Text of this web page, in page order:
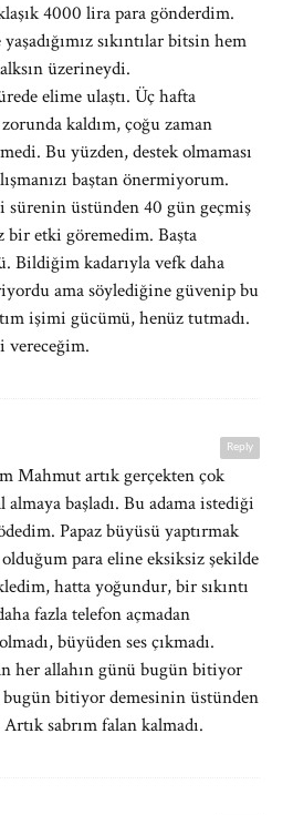
4000 lira para gönderdim.
sıkıntılar bitsin hem
üzerineydi.
elime ulaştı. Üç hafta
kaldım, çoğu zaman
Bu yüzden, destek olmaması
baştan önermiyorum.
sürenin üstünden 40 gün geçmiş
bir etki göremedim. Başta
Bildiğim kadarıyla vefk daha
ama söylediğine güvenip bu
işimi gücümü, henüz tutmadı.
vereceğim.
Reply
Mahmut artık gerçekten çok
başladı. Bu adama istediği
Papaz büyüsü yaptırmak
para eline eksiksiz şekilde
hatta yoğundur, bir sıkıntı
fazla telefon açmadan
büyüden ses çıkmadı.
her allahın günü bugün bitiyor
bugün bitiyor demesinin üstünden
sabrım falan kalmadı.